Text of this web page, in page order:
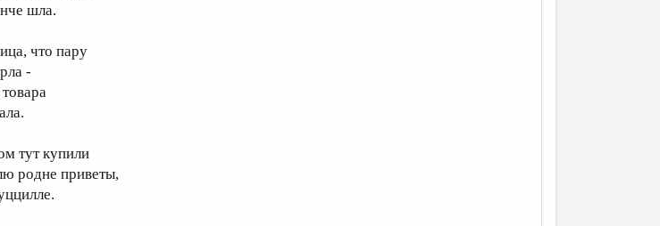
шла.
что пару
-
товара
тут купили
родне приветы,